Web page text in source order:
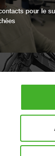
pour le